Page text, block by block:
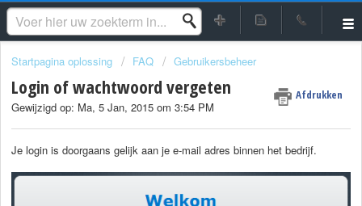
Startpagina oplossing FAQ Gebruikersbeheer
Login of wachtwoord vergeten Afdrukken
Gewijzigd op: Ma, 5 Jan, 2015 om 3:54 PM
Je login is doorgaans gelijk aan je e-mail adres binnen het bedrijf.